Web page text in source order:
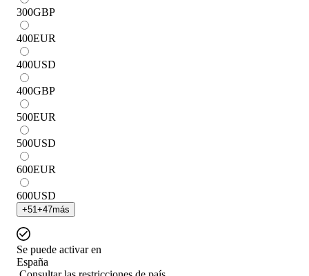
300GBP
400EUR
400USD
400GBP
500EUR
500USD
600EUR
600USD
+51 +47más
Se puede activar en
España